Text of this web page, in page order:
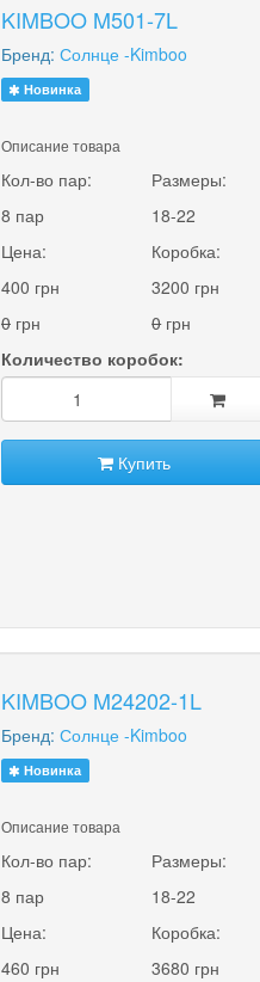
KIMBOO M501-7L
Бренд: Солнце -Kimboo
Новинка
Описание товара
Кол-во пар:
8 пар
Размеры:
18-22
Цена:
400 грн
0грн
Коробка:
3200 грн
0грн
Количество коробок:
Купить
KIMBOO M24202-1L
Бренд: Солнце -Kimboo
Новинка
Описание товара
Кол-во пар:
8 пар
Размеры:
18-22
Цена:
460 грн
Коробка:
3680 грн